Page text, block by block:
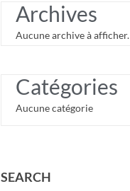
Archives
Aucune archive à afficher.
Catégories
Aucune catégorie
SEARCH